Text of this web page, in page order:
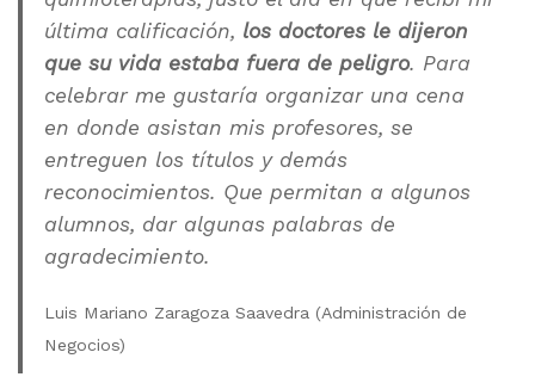
última calificación, los doctores le dijeron
que su vida estaba fuera de peligro. Para
celebrar me gustaría organizar una cena
en donde asistan mis profesores, se
entreguen los títulos y demás
reconocimientos. Que permitan a algunos
alumnos, dar algunas palabras de
agradecimiento.
Luis Mariano Zaragoza Saavedra (Administración de
Negocios)